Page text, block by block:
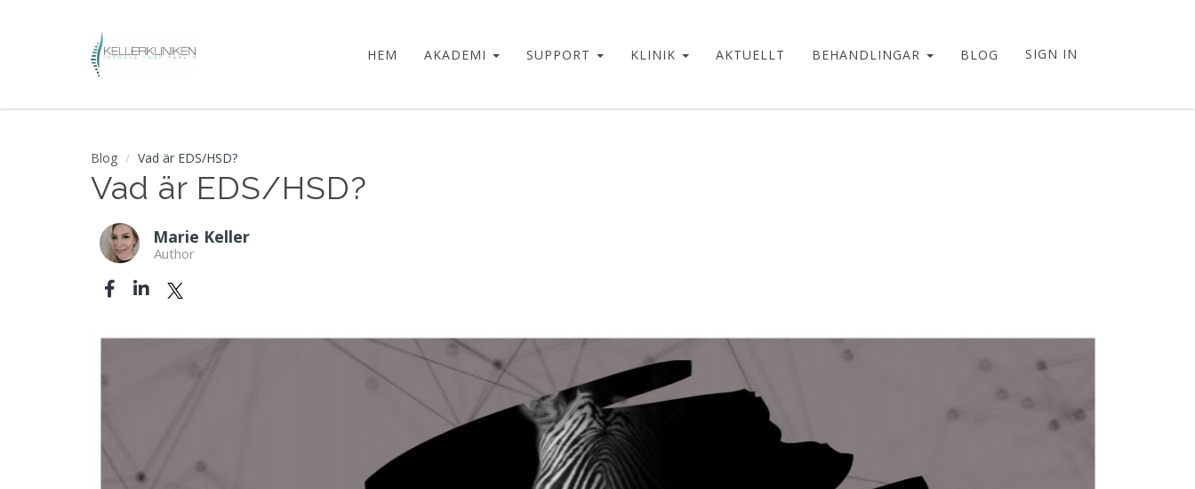
SIGN IN
HEM AKADEMI SUPPORT KLINIK AKTUELLT BEHANDLINGAR BLOG
Blog Vad är EDS/HSD?
Vad är EDS/HSD?
Marie Keller
Author